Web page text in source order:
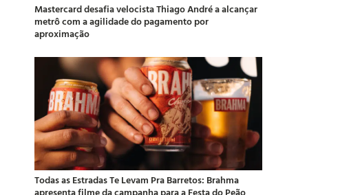
Mastercard desafia velocista Thiago André a alcançar
metrô com a agilidade do pagamento por
aproximação
Todas as Estradas Te Levam Pra Barretos: Brahma
apresenta filme da campanha para a Festa do Peão